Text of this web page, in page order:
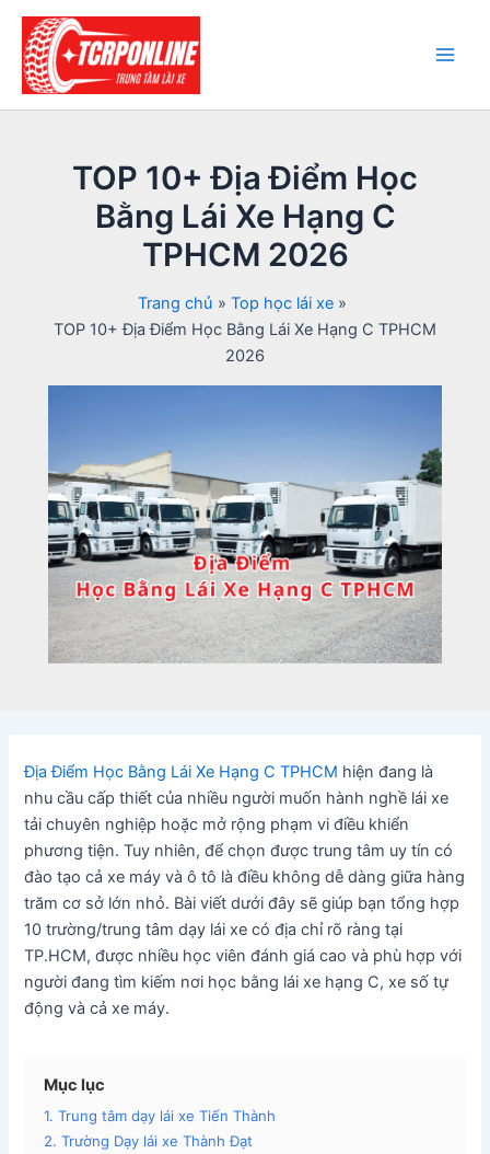
Nhảy
dung
TOP 10+ Địa Điểm Học
Bằng Lái Xe Hạng C
TPHCM 2026
Trang chủ
Top học lái xe
TOP 10+ Địa Điểm Học Bằng Lái Xe Hạng C TPHCM
2026
Địa Điểm Học Bằng Lái Xe Hạng C TPHCM hiện đang là
nhu cầu cấp thiết của nhiều người muốn hành nghề lái xe
tải chuyên nghiệp hoặc mở rộng phạm vi điều khiển
phương tiện. Tuy nhiên, để chọn được trung tâm uy tín có
đào tạo cả xe máy và ô tô là điều không dễ dàng giữa hàng
trăm cơ sở lớn nhỏ. Bài viết dưới đây sẽ giúp bạn tổng hợp
10 trường/trung tâm dạy lái xe có địa chỉ rõ ràng tại
TP.HCM, được nhiều học viên đánh giá cao và phù hợp với
người đang tìm kiếm nơi học bằng lái xe hạng C, xe số tự
động và cả xe máy.
Mục lục
1. Trung tâm dạy lái xe Tiến Thành
2. Trường Dạy lái xe Thành Đạt